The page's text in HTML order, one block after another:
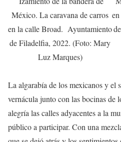
México. La caravana de carros
en la calle Broad. Ayuntamiento
de Filadelfia, 2022. (Foto: Mary
Luz Marques)
La algarabía de los mexicanos y el
vernácula junto con las bocinas de
alegría las calles adyacentes a la
público a participar. Con una